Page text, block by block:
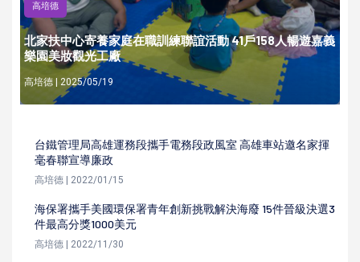
高培德
北家扶中心寄養家庭在職訓練聯誼活動 41戶158人暢遊嘉義
樂園美妝觀光工廠
高培德 | 2025/05/19
台鐵管理局高雄運務段攜手電務段政風室 高雄車站邀名家揮
毫春聯宣導廉政
高培德 | 2022/01/15
海保署攜手美國環保署青年創新挑戰解決海廢 15件晉級決選3
件最高分獎1000美元
高培德 | 2022/11/30